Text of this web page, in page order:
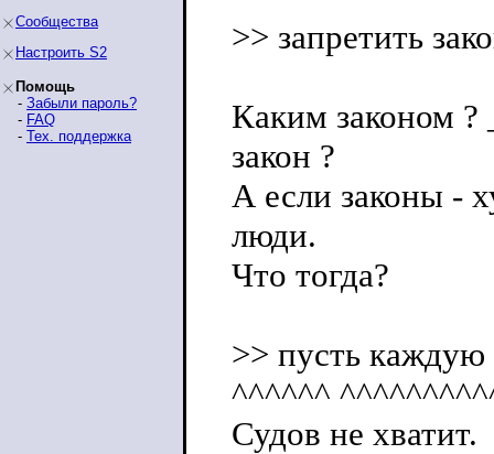
Сообщества
Настроить S2
Помощь
- Забыли пароль?
- FAQ
- Тех. поддержка
>> запретить
Каким законом ?
закон ?
А если законы -
люди.
Что тогда?
>> пусть каждую
^^^^^^
Судов не хватит.